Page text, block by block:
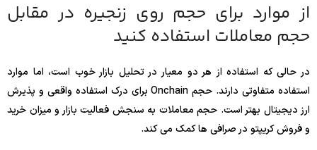
از موارد برای حجم روی زنجیره در مقابل
حجم معاملات استفاده کنید
در حالی که استفاده از هر دو معیار در تحلیل بازار خوب است، اما موارد
استفاده متفاوتی دارند. حجم Onchain برای درک استفاده واقعی و پذیرش
ارز دیجیتال بهتر است. حجم معاملات به سنجش فعالیت بازار و میزان خرید
و فروش کریپتو در صرافی ها کمک می کند.